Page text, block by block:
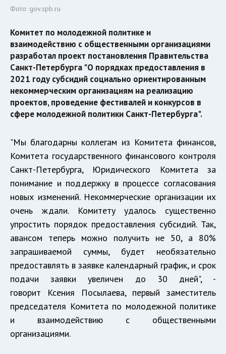
Фото: gov.spb.ru
Комитет по молодежной политике и
взаимодействию с общественными организациями
разработал проект постановления Правительства
Санкт-Петербурга "О порядках предоставления в
2021 году субсидий социально ориентированным
некоммерческим организациям на реализацию
проектов, проведение фестивалей и конкурсов в
сфере молодежной политики Санкт-Петербурга".
"Мы благодарны коллегам из Комитета финансов,
Комитета государственного финансового контроля
Санкт-Петербурга, Юридического Комитета за
понимание и поддержку в процессе согласования
новых изменений. Некоммерческие организации их
очень ждали. Комитету удалось существенно
упростить порядок предоставления субсидий. Так,
авансом теперь можно получить не 50, а 80%
запрашиваемой суммы, будет необязательно
предоставлять в заявке календарный график, и срок
подачи заявки увеличен до 30 дней", -
говорит Ксения Посылаева, первый заместитель
председателя Комитета по молодежной политике
и взаимодействию с общественными
организациями.